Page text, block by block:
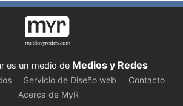
es un medio de Medios y Redes
Servicio de Diseño web
Contacto
Acerca de MyR